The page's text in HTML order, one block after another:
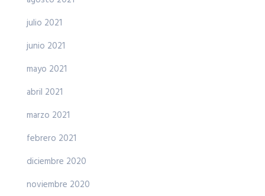
julio 2021
junio 2021
mayo 2021
abril 2021
marzo 2021
febrero 2021
diciembre 2020
noviembre 2020